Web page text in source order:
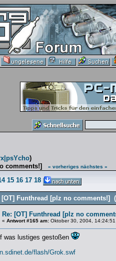
)
comments!]
« vorheriges nächstes »
15 16 17 18
[OT] Funthread [plz no comments!]
Re: [OT] Funthread [plz no
« Antwort #165 am: Oktober 30, 2004,
was lustiges gestoßen
flash/Grok.swf